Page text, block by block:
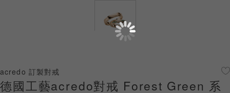
黃金金飾
acredo 訂製對戒
德國工藝acredo對戒 Forest Green 系